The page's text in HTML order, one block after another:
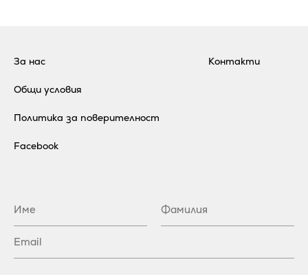
За нас
Общи условия
Политика за поверителност
Контакти
Facebook